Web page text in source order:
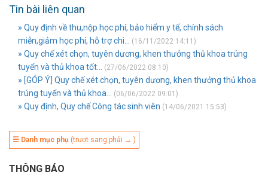
Tin bài liên quan
» Quy định về thu,nộp học phí, bảo hiểm y tế, chính sách
miễn,giảm học phí, hỗ trợ chi...
(16/11/2022 14:11)
» Quy chế xét chọn, tuyên dương, khen thưởng thủ khoa trúng
tuyển và thủ khoa tốt...
(27/06/2022 08:10)
» [GÓP Ý] Quy chế xét chọn, tuyên dương, khen thưởng thủ khoa
trúng tuyển và thủ khoa...
(06/06/2022 09:01)
» Quy định, Quy chế Công tác sinh viên (14/06/2021 15:53)
☰ Danh mục phụ (trượt sang phải → )
THÔNG BÁO